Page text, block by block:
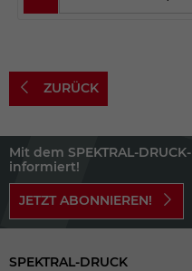
ZURÜCK
Mit dem SPEKTRAL-
informiert!
JETZT ABONNIEREN!
SPEKTRAL-DRUCK